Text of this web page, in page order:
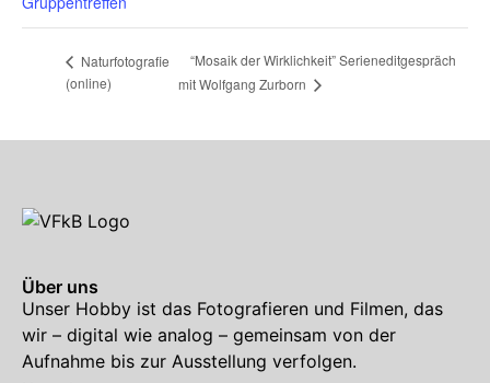
Naturfotografie
(online)
“Mosaik der Wirklichkeit” Serieneditgespräch
mit Wolfgang Zurborn
Über uns
Unser Hobby ist das Fotografieren und Filmen, das
wir – digital wie analog – gemeinsam von der
Aufnahme bis zur Ausstellung verfolgen.